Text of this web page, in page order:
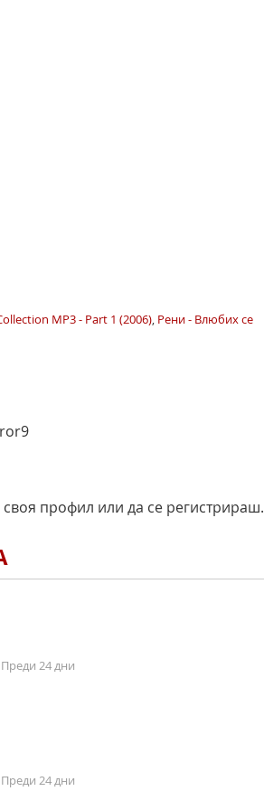
MP3 - Part 1 (2006), Рени - Влюбих се
профил или да се регистрираш.
24 дни
24 дни